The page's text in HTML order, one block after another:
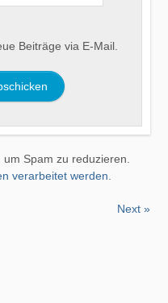
Beiträge via E-Mail.
Spam zu reduzieren.
verarbeitet werden.
Next »